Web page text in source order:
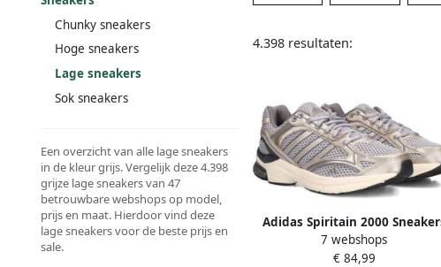
Chunky sneakers
Hoge sneakers
Lage sneakers
Sok sneakers
Een overzicht van alle lage sneakers
in de kleur grijs. Vergelijk deze 4.398
grijze lage sneakers van 47
betrouwbare webshops op model,
prijs en maat. Hierdoor vind deze
lage sneakers voor de beste prijs en
sale.
4.398 resultaten:
Adidas Spiritain 2000
Grijs 2 3 Mesh Synthetisch
7 webshops
€ 84,99